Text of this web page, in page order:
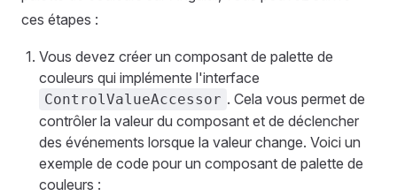
ces étapes :
Vous devez créer un composant de palette de
couleurs qui implémente l'interface
ControlValueAccessor . Cela vous permet de
contrôler la valeur du composant et de déclencher
des événements lorsque la valeur change. Voici un
exemple de code pour un composant de palette de
couleurs :